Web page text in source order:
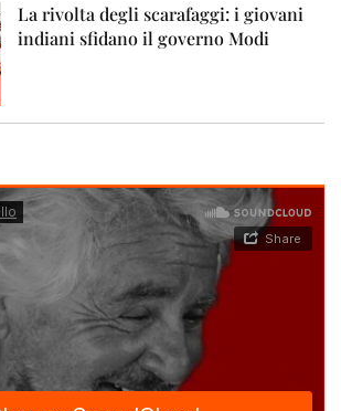
La rivolta degli scarafaggi: i giovani
indiani sfidano il governo Modi